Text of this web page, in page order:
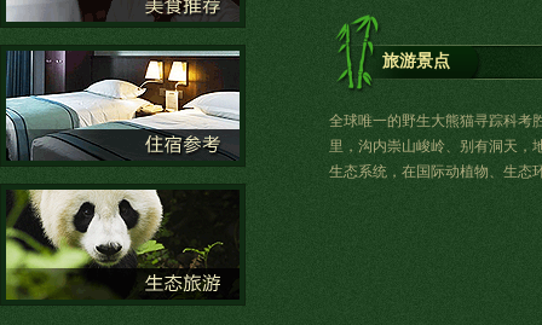
旅游景点
全球唯一的野生大熊猫寻踪科考
里，沟内崇山峻岭、别有洞天，
生态系统，在国际动植物、生态